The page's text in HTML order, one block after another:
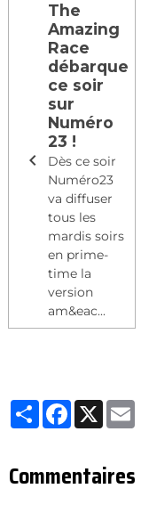
The
Amazing
Race
débarque
ce soir
sur
Numéro
23 !
Dès ce soir
Numéro23
va diffuser
tous les
mardis soirs
en prime-
time la
version
am&eac...
Partager
Facebook
X
Commentaires